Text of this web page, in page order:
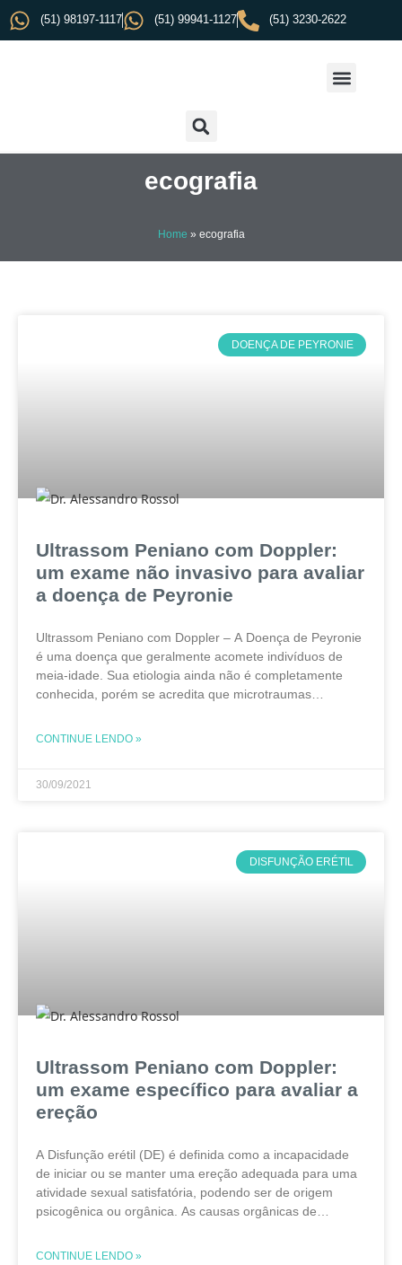
(51) 98197-1117 (51) 99941-1127 (51) 3230-2622
ecografia
Home » ecografia
DOENÇA DE PEYRONIE
Ultrassom Peniano com Doppler:
um exame não invasivo para avaliar
a doença de Peyronie
Ultrassom Peniano com Doppler – A Doença de Peyronie
é uma doença que geralmente acomete indivíduos de
meia-idade. Sua etiologia ainda não é completamente
conhecida, porém se acredita que microtraumas
processo inflamatório na
CONTINUE LENDO »
30/09/2021
DISFUNÇÃO ERÉTIL
Ultrassom Peniano com Doppler:
um exame específico para avaliar a
ereção
A Disfunção erétil (DE) é definida como a incapacidade
de iniciar ou se manter uma ereção adequada para uma
atividade sexual satisfatória, podendo ser de origem
psicogênica ou orgânica. As causas orgânicas de
vascular)
CONTINUE LENDO »